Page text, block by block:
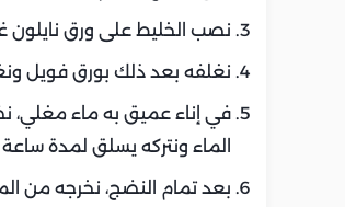
نصب الخليط على ورق نايلون
نغلفه بعد ذلك بورق فويل
في إناء عميق به ماء مغلي،
الماء ونتركه يسلق لمدة
بعد تمام النضج، نخرجه من